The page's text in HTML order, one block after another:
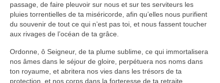
passage, de faire pleuvoir sur nous et sur tes serviteurs les
pluies torrentielles de ta miséricorde, afin qu’elles nous purifient
du souvenir de tout ce qui n’est pas toi, et nous fassent toucher
aux rivages de l’océan de ta grâce.
Ordonne, ô Seigneur, de ta plume sublime, ce qui immortalisera
nos âmes dans le séjour de gloire, perpétuera nos noms dans
ton royaume, et abritera nos vies dans les trésors de ta
protection, et nos corps dans la forteresse de ta retraite